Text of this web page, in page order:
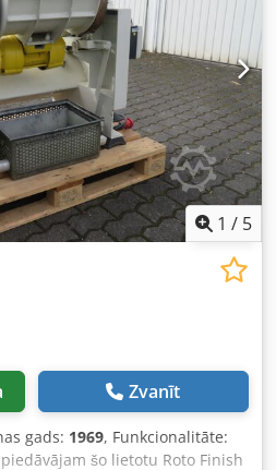
1 / 5
Zvanīt
gads: 1969, Funkcionalitāte:
šo lietotu Roto Finish